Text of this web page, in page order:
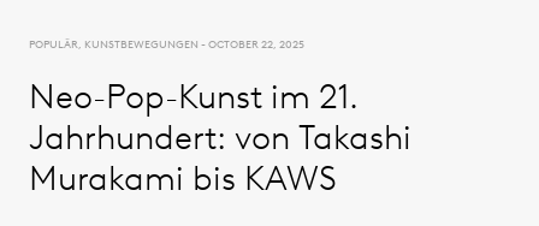
POPULÄR, KUNSTBEWEGUNGEN - OCTOBER 22, 2025
Neo-Pop-Kunst im 21.
Jahrhundert: von Takashi
Murakami bis KAWS